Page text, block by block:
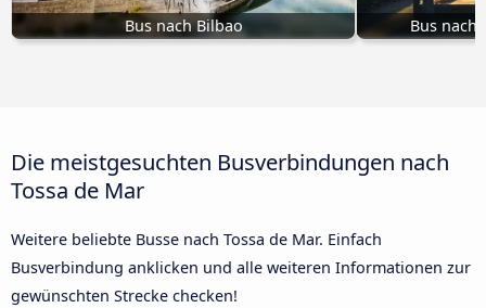
Bus nach Bilbao Bus nach
Die meistgesuchten Busverbindungen nach
Tossa de Mar
Weitere beliebte Busse nach Tossa de Mar. Einfach
Busverbindung anklicken und alle weiteren Informationen zur
gewünschten Strecke checken!